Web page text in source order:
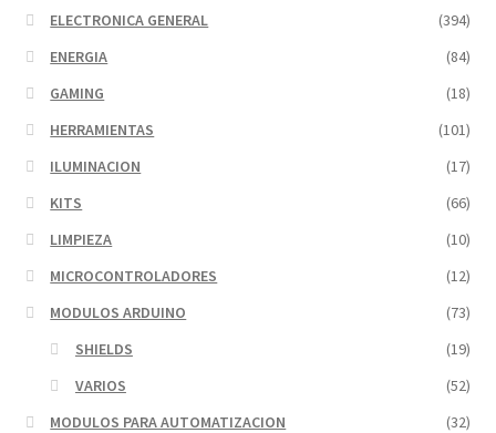
ELECTRONICA GENERAL
(394)
ENERGIA
(84)
GAMING
(18)
HERRAMIENTAS
(101)
ILUMINACION
(17)
KITS
(66)
LIMPIEZA
(10)
MICROCONTROLADORES
(12)
MODULOS ARDUINO
(73)
SHIELDS
(19)
VARIOS
(52)
MODULOS PARA AUTOMATIZACION
(32)